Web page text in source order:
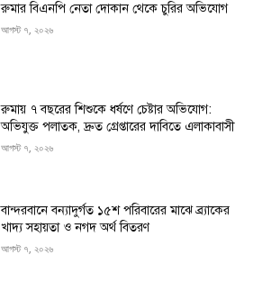
রুমার বিএনপি নেতা দোকান থেকে চুরির অভিযোগ
আগস্ট ৭, ২০২৬
রুমায় ৭ বছরের শিশুকে ধর্ষণে চেষ্টার অভিযোগ:
অভিযুক্ত পলাতক, দ্রুত গ্রেপ্তারের দাবিতে এলাকাবাসী
আগস্ট ৭, ২০২৬
বান্দরবানে বন্যাদুর্গত ১৫শ পরিবারের মাঝে ব্র্যাকের
খাদ্য সহায়তা ও নগদ অর্থ বিতরণ
আগস্ট ৭, ২০২৬